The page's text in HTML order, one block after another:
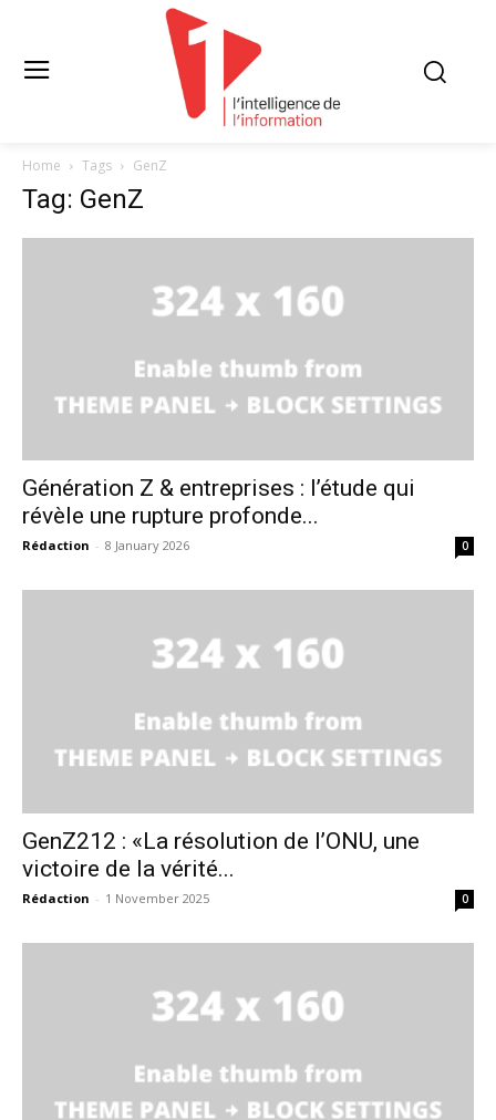
Home Tags GenZ
Tag: GenZ
Génération Z & entreprises : l’étude qui
révèle une rupture profonde...
Rédaction - 8 January 2026 0
GenZ212 : «La résolution de l’ONU, une
victoire de la vérité...
Rédaction - 1 November 2025 0